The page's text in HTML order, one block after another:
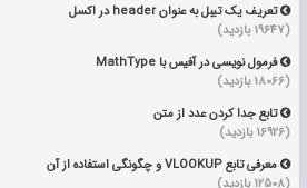
تعریف یک تیبل به عنوان header در اکسل
(19647 بازدید)
فرمول نویسی در آفیس با MathType
(18066 بازدید)
تابع جدا کردن عدد از متن
(16926 بازدید)
معرفی تابع VLOOKUP و چگونگی استفاده از آن
(12508 بازدید)